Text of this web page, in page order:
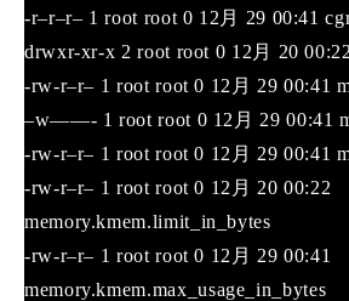
-r–r–r– 1 root root 0 12月 29 00:41
drwxr-xr-x 2 root root 0 12月 20
-rw-r–r– 1 root root 0 12月 29 00:41
–w——- 1 root root 0 12月 29 00:41
-rw-r–r– 1 root root 0 12月 29 00:41
-rw-r–r– 1 root root 0 12月 20 00:22
memory.kmem.limit_in_bytes
-rw-r–r– 1 root root 0 12月 29 00:41
memory.kmem.max_usage_in_bytes